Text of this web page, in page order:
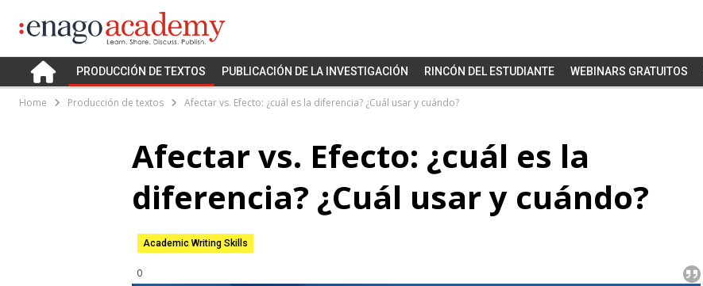
PRODUCCIÓN DE TEXTOS PUBLICACIÓN DE LA INVESTIGACIÓN RINCÓN DEL ESTUDIANTE WEBINARS GRATUITOS
Home Producción de textos Afectar vs. Efecto: ¿cuál es la diferencia? ¿Cuál usar y cuándo?
Afectar vs. Efecto: ¿cuál es la
diferencia? ¿Cuál usar y cuándo?
Academic Writing Skills
0